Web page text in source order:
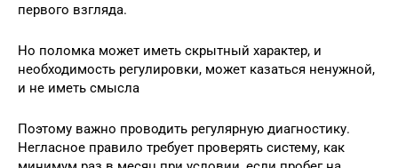
первого взгляда.
Но поломка может иметь скрытный характер, и
необходимость регулировки, может казаться ненужной,
и не иметь смысла
Поэтому важно проводить регулярную диагностику.
Негласное правило требует проверять систему, как